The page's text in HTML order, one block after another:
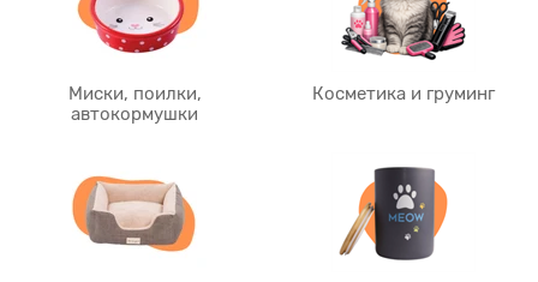
Миски, поилки,
автокормушки
Косметика и груминг